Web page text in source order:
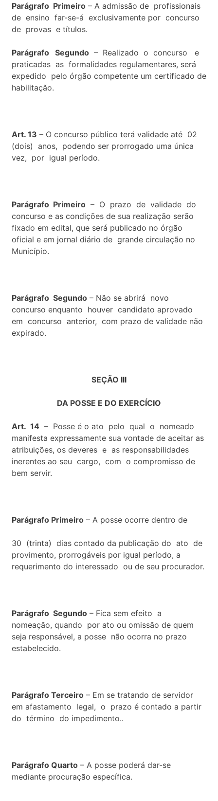
Parágrafo Primeiro – A admissão de profissionais
de ensino far-se-á exclusivamente por concurso
de provas e títulos.
Parágrafo Segundo – Realizado o concurso e
praticadas as formalidades regulamentares, será
expedido pelo órgão competente um certificado de
habilitação.
Art. 13 – O concurso público terá validade até 02
(dois) anos, podendo ser prorrogado uma única
vez, por igual período.
Parágrafo Primeiro – O prazo de validade do
concurso e as condições de sua realização serão
fixado em edital, que será publicado no órgão
oficial e em jornal diário de grande circulação no
Município.
Parágrafo Segundo – Não se abrirá novo
concurso enquanto houver candidato aprovado
em concurso anterior, com prazo de validade não
expirado.
SEÇÃO III
DA POSSE E DO EXERCÍCIO
Art. 14 – Posse é o ato pelo qual o nomeado
manifesta expressamente sua vontade de aceitar as
atribuições, os deveres e as responsabilidades
inerentes ao seu cargo, com o compromisso de
bem servir.
Parágrafo Primeiro – A posse ocorre dentro de
30 (trinta) dias contado da publicação do ato de
provimento, prorrogáveis por igual período, a
requerimento do interessado ou de seu procurador.
Parágrafo Segundo – Fica sem efeito a
nomeação, quando por ato ou omissão de quem
seja responsável, a posse não ocorra no prazo
estabelecido.
Parágrafo Terceiro – Em se tratando de servidor
em afastamento legal, o prazo é contado a partir
do término do impedimento..
Parágrafo Quarto – A posse poderá dar-se
mediante procuração específica.